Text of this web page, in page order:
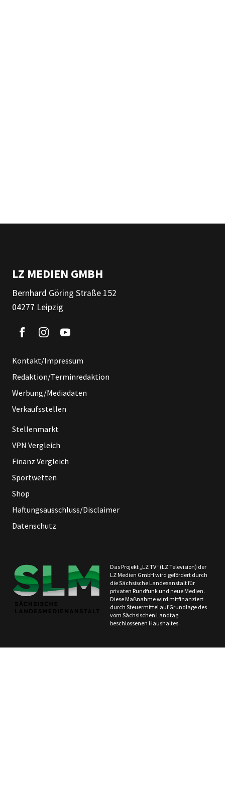
LZ MEDIEN GMBH
Bernhard Göring Straße 152
04277 Leipzig
Kontakt/Impressum
Redaktion/Terminredaktion
Werbung/Mediadaten
Verkaufsstellen
Stellenmarkt
VPN Vergleich
Finanz Vergleich
Sportwetten
Shop
Haftungsausschluss/Disclaimer
Datenschutz
Das Projekt „LZ TV“ (LZ Television) der
LZ Medien GmbH wird gefördert durch
die Sächsische Landesanstalt für
privaten Rundfunk und neue Medien.
Diese Maßnahme wird mitfinanziert
durch Steuermittel auf Grundlage des
vom Sächsischen Landtag
beschlossenen Haushaltes.